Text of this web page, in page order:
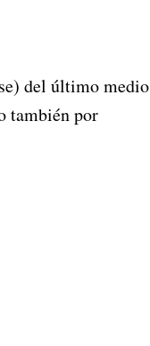
del último medio
también por